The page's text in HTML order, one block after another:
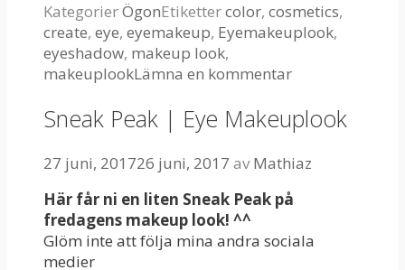
KategorierÖgonEtikettercolor, cosmetics,
create, eye, eyemakeup, Eyemakeuplook,
eyeshadow, makeup look,
makeuplookLämna en kommentar
Sneak Peak | Eye Makeuplook
27 juni, 201726 juni, 2017 avMathiaz
Här får ni en liten Sneak Peak på
fredagens makeup look! ^^
Glöm inte att följa mina andra sociala
medier